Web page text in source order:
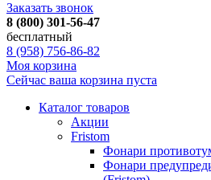
Заказать звонок
8 (800) 301-56-47
бесплатный
8 (958) 756-86-82
Моя корзина
Сейчас ваша корзина пуста
Каталог товаров
Акции
Fristom
Фонари
Фонари